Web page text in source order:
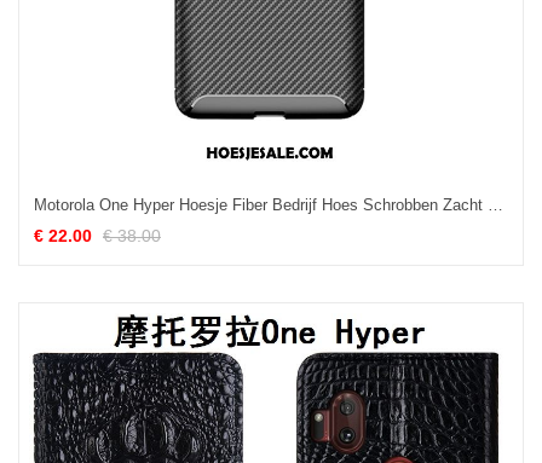
Motorola One Hyper Hoesje Fiber Bedrijf Hoes Schrobben Zacht Online
€ 22.00 € 38.00